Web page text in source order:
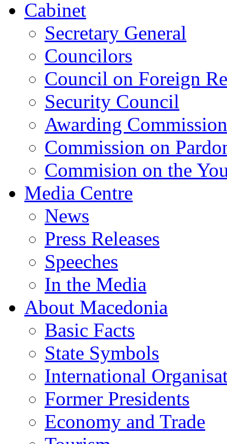
Cabinet
Secretary General
Councilors
Council on Foreign
Security Council
Awarding Commission
Commission on
Commision on the
Media Centre
News
Press Releases
Speeches
In the Media
About Macedonia
Basic Facts
State Symbols
International
Former Presidents
Economy and Trade